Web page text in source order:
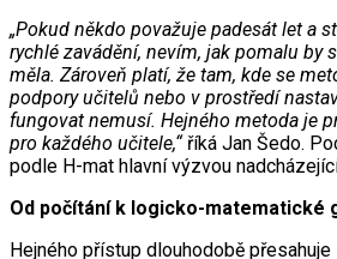
„Pokud někdo považuje padesát let a
rychlé zavádění, nevím, jak pomalu by
měla. Zároveň platí, že tam, kde se
podpory učitelů nebo v prostředí
fungovat nemusí. Hejného metoda je
pro každého učitele,“říká Jan Šedo.
podle H-mat hlavní výzvou
Od počítání k logicko-matematické
Hejného přístup dlouhodobě